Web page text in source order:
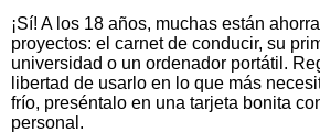
¡Sí! A los 18 años, muchas están
proyectos: el carnet de conducir, su
universidad o un ordenador portátil.
libertad de usarlo en lo que más
frío, preséntalo en una tarjeta bonita
personal.